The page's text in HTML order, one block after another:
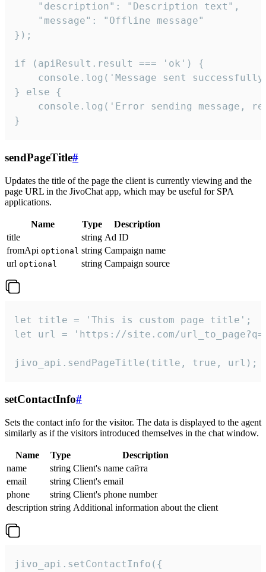
    "description": "Description text",
    "message": "Offline message"
});
if (apiResult.result === 'ok') {
console.log('Message sent
} else {
console.log('Error sending message,
}
sendPageTitle#
Updates the title of the page the client is currently viewing and the
page URL in the JivoChat app, which may be useful for SPA
applications.
Name Type
Description
title
string Ad ID
fromApi optional string Campaign name
url optional string Campaign source
let title = 'This is custom page title';
let url = 'https://site.com/
jivo_api.sendPageTitle(title, true, url);
setContactInfo#
Sets the contact info for the visitor. The data is displayed to the agent
similarly as if the visitors introduced themselves in the chat window.
Name Type
Description
name
string Client's name сайта
email
string Client's email
phone
string Client's phone number
description string Additional information about the client
jivo_api.setContactInfo({